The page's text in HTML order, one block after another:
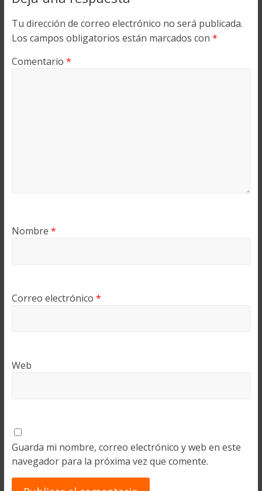
Tu dirección de correo electrónico no será publicada.
Los campos obligatorios están marcados con *
Comentario *
Nombre *
Correo electrónico *
Web
Guarda mi nombre, correo electrónico y web en este
navegador para la próxima vez que comente.